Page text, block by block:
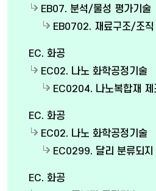
EB07. 분석/물성 평가기술
EB0702. 재료구조/조직
EC. 화공
EC02. 나노 화학공정기술
EC0204. 나노복합재 제
EC. 화공
EC02. 나노 화학공정기술
EC0299. 달리 분류되지
EC. 화공